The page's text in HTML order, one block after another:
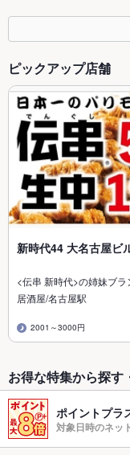
ピックアップ店舗
新時代44 大名古屋ビ
<伝串 新時代>の姉妹ブ
居酒屋/名古屋駅
2001～3000円
お得な特集から探す
ポイントプラ
対象日時のネッ